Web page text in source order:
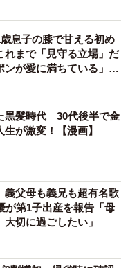
息子の膝で甘える初め
まで「見守る立場」だ
が愛に満ちている」
黒髪時代 30代後半で金
が激変！【漫画】
義父母も義兄も超有名歌
が第1子出産を報告「母
切に過ごしたい」